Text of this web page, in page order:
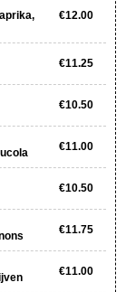
€12.00
€11.25
€10.50
€11.00
€10.50
€11.75
€11.00